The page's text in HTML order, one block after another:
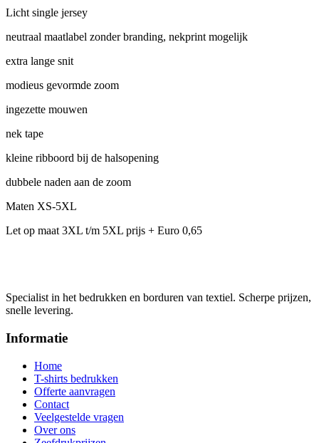
Licht single jersey
neutraal maatlabel zonder branding, nekprint mogelijk
extra lange snit
modieus gevormde zoom
ingezette mouwen
nek tape
kleine ribboord bij de halsopening
dubbele naden aan de zoom
Maten XS-5XL
Let op maat 3XL t/m 5XL prijs + Euro 0,65
Specialist in het bedrukken en borduren van textiel. Scherpe prijzen,
snelle levering.
Informatie
Home
T-shirts bedrukken
Offerte aanvragen
Contact
Veelgestelde vragen
Over ons